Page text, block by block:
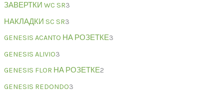
ЗАВЕРТКИ WC SR3
НАКЛАДКИ SC SR3
GENESIS ACANTO НА РОЗЕТКЕ3
GENESIS ALIVIO3
GENESIS FLOR НА РОЗЕТКЕ2
GENESIS REDONDO3